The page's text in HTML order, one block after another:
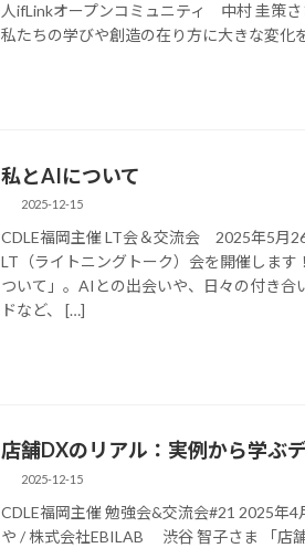
人ifLinkオープンコミュニティ 中村 圭策さ
私たちの学びや創造の在り方に大きな変化
私とAIについて
2025-12-15
CDLE福岡主催 LT会＆交流会 2025年5月
LT（ライトニングトーク）会を開催しま
ついて」。AIとの出会いや、日々の付き合
ドなど、 […]
店舗DXのリアル：実例から学ぶ
2025-12-15
CDLE福岡主催 勉強会&交流会#21 2025年
や / 株式会社EBILAB 渋谷 智子さま 「店